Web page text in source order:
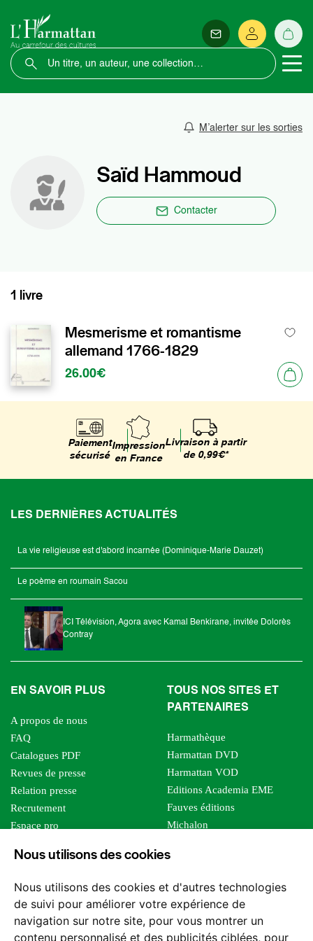
Nous utilisons des cookies
Nous utilisons des cookies et d'autres technologies
de suivi pour améliorer votre expérience de
navigation sur notre site, pour vous montrer un
contenu personnalisé et des publicités ciblées, pour
M’alerter sur les sorties
Saïd Hammoud
Contacter
1 livre
Mesmerisme et romantisme
allemand 1766-1829
26.00€
Paiement
sécurisé
Impression
en France
Livraison à partir
de 0,99€*
LES DERNIÈRES ACTUALITÉS
La vie religieuse est d'abord incarnée (Dominique-Marie Dauzet)
Le poème en roumain Sacou
ICI Télévision, Agora avec Kamal Benkirane, invitée Dolorès
Contray
EN SAVOIR PLUS
A propos de nous
FAQ
Catalogues PDF
Revues de presse
Relation presse
Recrutement
Espace pro
Foreign rights
TOUS NOS SITES ET
PARTENAIRES
Harmathèque
Harmattan DVD
Harmattan VOD
Editions Academia EME
Fauves éditions
Michalon
Editions Sutton
Les impliqués
Tous les éditeurs